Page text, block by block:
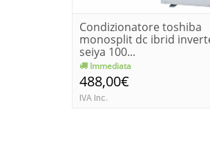
Condizionatore toshiba
monosplit dc ibrid
seiya 100...
Immediata
488,00€
IVA Inc.